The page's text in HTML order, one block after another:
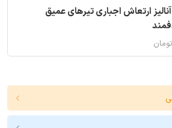
ارتعاش اجباری تیرهای عمیق